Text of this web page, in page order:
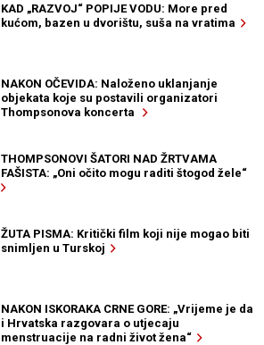
KAD „RAZVOJ“ POPIJE VODU: More pred
kućom, bazen u dvorištu, suša na vratima
NAKON OČEVIDA: Naloženo uklanjanje
objekata koje su postavili organizatori
Thompsonova koncerta
THOMPSONOVI ŠATORI NAD ŽRTVAMA
FAŠISTA: „Oni očito mogu raditi štogod žele“
ŽUTA PISMA: Kritički film koji nije mogao biti
snimljen u Turskoj
NAKON ISKORAKA CRNE GORE: „Vrijeme je da
i Hrvatska razgovara o utjecaju
menstruacije na radni život žena“